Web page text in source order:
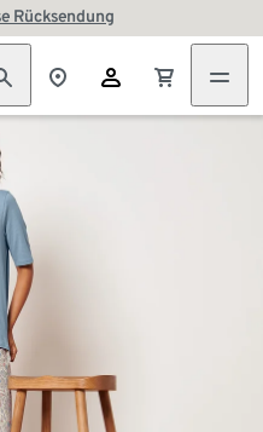
Rücksendung